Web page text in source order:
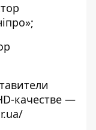
качестве —